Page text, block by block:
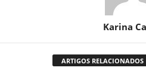
Karina
ARTIGOS RELACIONADOS